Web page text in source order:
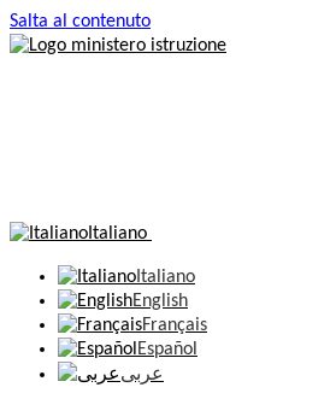
Salta al contenuto
Italiano
Italiano
English
Français
Español
عربى